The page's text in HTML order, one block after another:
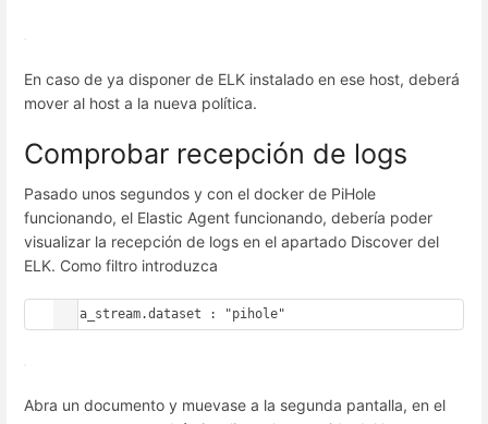
En caso de ya disponer de ELK instalado en ese host, deberá
mover al host a la nueva política.
Comprobar recepción de logs
Pasado unos segundos y con el docker de PiHole
funcionando, el Elastic Agent funcionando, debería poder
visualizar la recepción de logs en el apartado Discover del
ELK. Como filtro introduzca
Abra un documento y muevase a la segunda pantalla, en el